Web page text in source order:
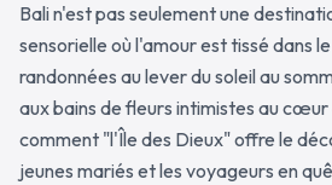
Bali n'est pas seulement une
sensorielle où l'amour est tissé dans
randonnées au lever du soleil au
aux bains de fleurs intimistes au
comment "l'Île des Dieux" offre le
jeunes mariés et les voyageurs en